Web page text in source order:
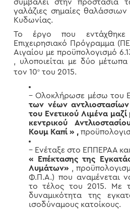
συμβάλει στην προστασία
γαλάζιες σημαίες
Κυδωνίας.
Το έργο που εντάχθηκε
Επιχειρησιακό Πρόγραμμα
Αιγαίου με προϋπολογισμό
, υλοποιείται με δύο
τον 10οτου 2015.
– Ολοκλήρωσε μέσω του
των νέων
του Ενετικού Λιμένα
κεντρικού
Κουμ Καπί » ,
– Ενέταξε στο ΕΠΠΕΡΑΑ
« Επέκτασης της
Λυμάτων» ,
Φ.Π.Α.) που αναμένεται
το τέλος του 2015. Με
δυναμικότητα της
ισοδύναμους κατοίκους.